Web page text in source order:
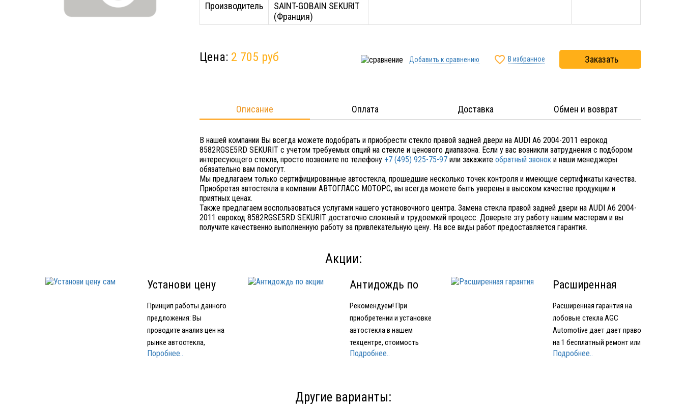
Производитель
SAINT-GOBAIN SEKURIT
(Франция)
Цена: 2 705 руб Добавить к сравнению  В избранное Заказать
Описание Оплата Доставка Обмен и возврат
В нашей компании Вы всегда можете подобрать и приобрести стекло правой задней двери на AUDI A6 2004-2011 еврокод
8582RGSE5RD SEKURIT с учетом требуемых опций на стекле и ценового диапазона. Если у вас возникли затруднения с подбором
интересующего стекла, просто позвоните по телефону +7 (495) 925-75-97или закажите обратный звоноки наши менеджеры
обязательно вам помогут.
Мы предлагаем только сертифицированные автостекла, прошедшие несколько точек контроля и имеющие сертификаты качества.
Приобретая автостекла в компании АВТОГЛАСС МОТОРС, вы всегда можете быть уверены в высоком качестве продукции и
приятных ценах.
Также предлагаем воспользоваться услугами нашего установочного центра. Замена стекла правой задней двери на AUDI A6 2004-
2011 еврокод 8582RGSE5RD SEKURIT достаточно сложный и трудоемкий процесс. Доверьте эту работу нашим мастерам и вы
получите качественно выполненную работу за привлекательную цену. На все виды работ предоставляется гарантия.
Акции:
Установи цену
Принцип работы данного
предложения: Вы
проводите анализ цен на
рынке автостекла,
подбираете устраивающее
Поробнее..
Антидождь по
Рекомендуем! При
приобретении и установке
автостекла в нашем
техцентре, стоимость
нанесения нанопокрытия
Подробнее..
Расширенная
Расширенная гарантия на
лобовые стекла AGC
Automotive дает дает право
на 1 бесплатный ремонт или
1 бесплатное лобовое
Подробнее..
Другие варианты: